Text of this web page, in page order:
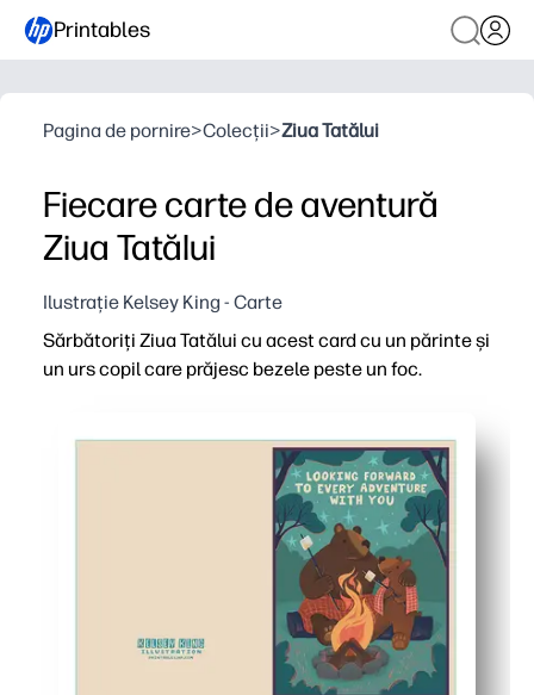
Printables
Pagina de pornire>Colecții>Ziua Tatălui
Fiecare carte de aventură
Ziua Tatălui
Ilustrație Kelsey King - Carte
Sărbătoriți Ziua Tatălui cu acest card cu un părinte și
un urs copil care prăjesc bezele peste un foc.